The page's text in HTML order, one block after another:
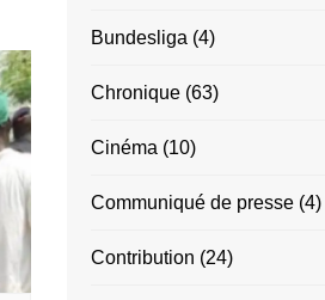
Bundesliga (4)
Chronique (63)
Cinéma (10)
Communiqué de presse (4)
Contribution (24)